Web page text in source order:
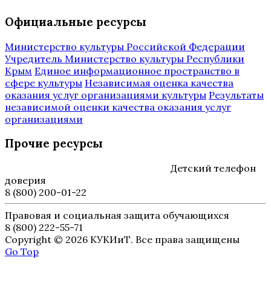
Официальные ресурсы
Министерство культуры Российской Федерации
Учредитель Министерство культуры Республики
Крым Единое информационное пространство в
сфере культуры Независимая оценка качества
оказания услуг организациями культуры Результаты
независимой оценки качества оказания услуг
организациями
Прочие ресурсы
Детский телефон
доверия
8 (800) 200-01-22
Правовая и социальная защита обучающихся
8 (800) 222-55-71
Copyright © 2026 КУКИиТ. Все права защищены
Go Top